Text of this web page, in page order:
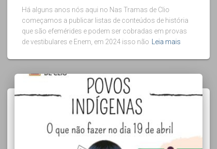
Há alguns anos nós aqui no Nas Tramas de Clio
começamos a publicar listas de conteúdos de história
que são efemérides e podem ser cobradas em provas
de vestibulares e Enem, em 2024 isso não Leia mais